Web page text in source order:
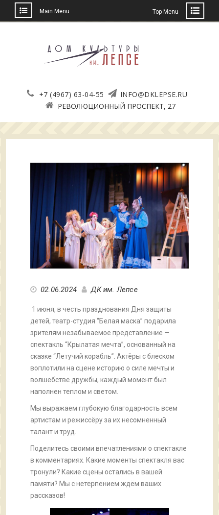
Main Menu Top Menu
+7 (4967) 63-04-55
INFO@DKLEPSE.RU
РЕВОЛЮЦИОННЫЙ ПРОСПЕКТ, 27
02.06.2024 ДК им. Лепсе
1 июня, в честь празднования Дня защиты
детей, театр-студия “Белая маска” подарила
зрителям незабываемое представление —
спектакль “Крылатая мечта”, основанный на
сказке “Летучий корабль”. Актёры с блеском
воплотили на сцене историю о силе мечты и
волшебстве дружбы, каждый момент был
наполнен теплом и светом.
Мы выражаем глубокую благодарность всем
артистам и режиссёру за их несомненный
талант и труд.
Поделитесь своими впечатлениями о спектакле
в комментариях. Какие моменты спектакля вас
тронули? Какие сцены остались в вашей
памяти? Мы с нетерпением ждём ваших
рассказов!